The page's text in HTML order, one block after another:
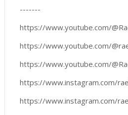
-------
https://www.youtube.com/
https://www.youtube.com/
https://www.youtube.com/
https://www.instagram.com/
https://www.instagram.com/